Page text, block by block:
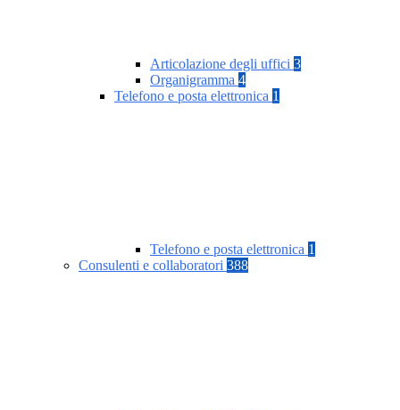
Articolazione degli uffici 3
Organigramma 4
Telefono e posta elettronica 1
Telefono e posta elettronica 1
Consulenti e collaboratori 388